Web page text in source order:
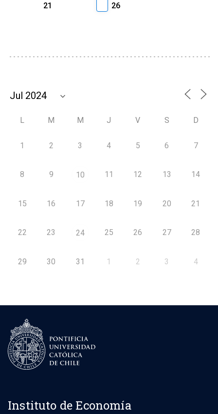
21
26
L M M J V S D
1 2 3 4 5 6 7
8 9 10 11 12 13 14
15 16 17 18 19 20 21
22 23 24 25 26 27 28
29 30 31 1 2 3 4
Instituto de Economía